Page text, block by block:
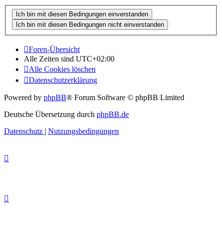
Foren-Übersicht
Alle Zeiten sind UTC+02:00
Alle Cookies löschen
Datenschutzerklärung
Powered by phpBB® Forum Software © phpBB Limited
Deutsche Übersetzung durch phpBB.de
Datenschutz | Nutzungsbedingungen